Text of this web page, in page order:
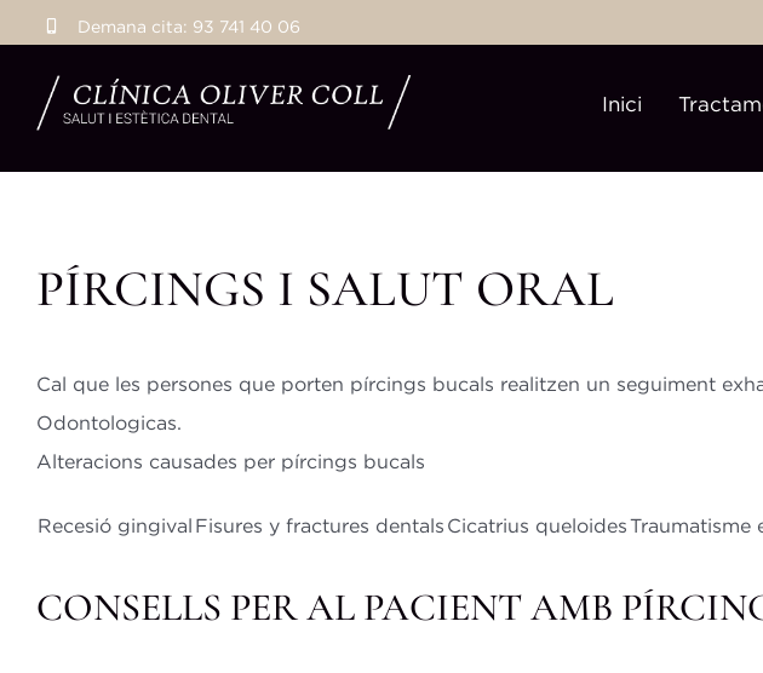
content
Demana cita: 93 741 40 06
Inici
PÍRCINGS I SALUT ORAL
Cal que les persones que porten pírcings bucals realitzen un seguiment
Odontologicas.
Alteracions causades per pírcings bucals
Recesió gingival Fisures y fractures dentals Cicatrius queloidesTraumatisme
CONSELLS PER AL PACIENT AMB